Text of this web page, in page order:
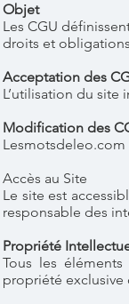
Objet
Les CGU
droits et
Acceptation des
L’utilisation du
Modification des
Lesmotsdeleo.com
Accès au Site
Le site est
responsable des
Propriété
Tous les
propriété exclusive